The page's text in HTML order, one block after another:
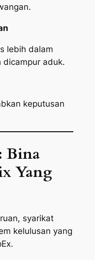
lebih dalam
aduk.
keputusan
Bina
Yang
syarikat
kelulusan yang